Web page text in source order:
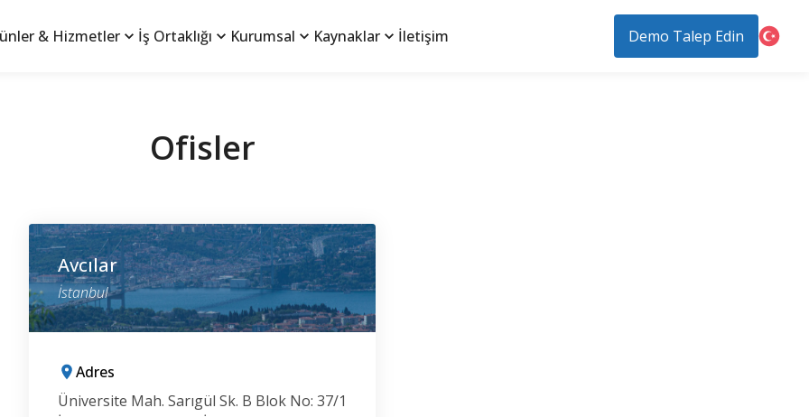
& Hizmetler İş Ortaklığı Kurumsal Kaynaklar İletişim Demo Talep Edin
Ofisler
Avcılar
İstanbul
Adres
Üniversite Mah. Sarıgül Sk. B Blok No: 37/1